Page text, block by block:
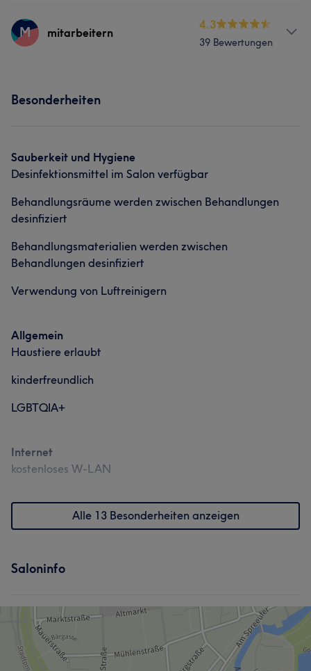
Services
M mitarbeitern
4.3
39 Bewertungen
Besonderheiten
Sauberkeit und Hygiene
Desinfektionsmittel im Salon verfügbar
Behandlungsräume werden zwischen Behandlungen
desinfiziert
Behandlungsmaterialien werden zwischen
Behandlungen desinfiziert
Verwendung von Luftreinigern
Allgemein
Haustiere erlaubt
kinderfreundlich
LGBTQIA+
Internet
kostenloses W-LAN
Alle 13 Besonderheiten anzeigen
Saloninfo